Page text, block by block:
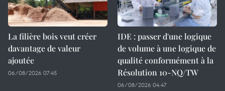
La filière bois veut créer
davantage de valeur
ajoutée
06/08/2026 07:45
IDE : passer d'une logique
de volume à une logique de
qualité conformément à la
Résolution 10-NQ/TW
06/08/2026 04:47